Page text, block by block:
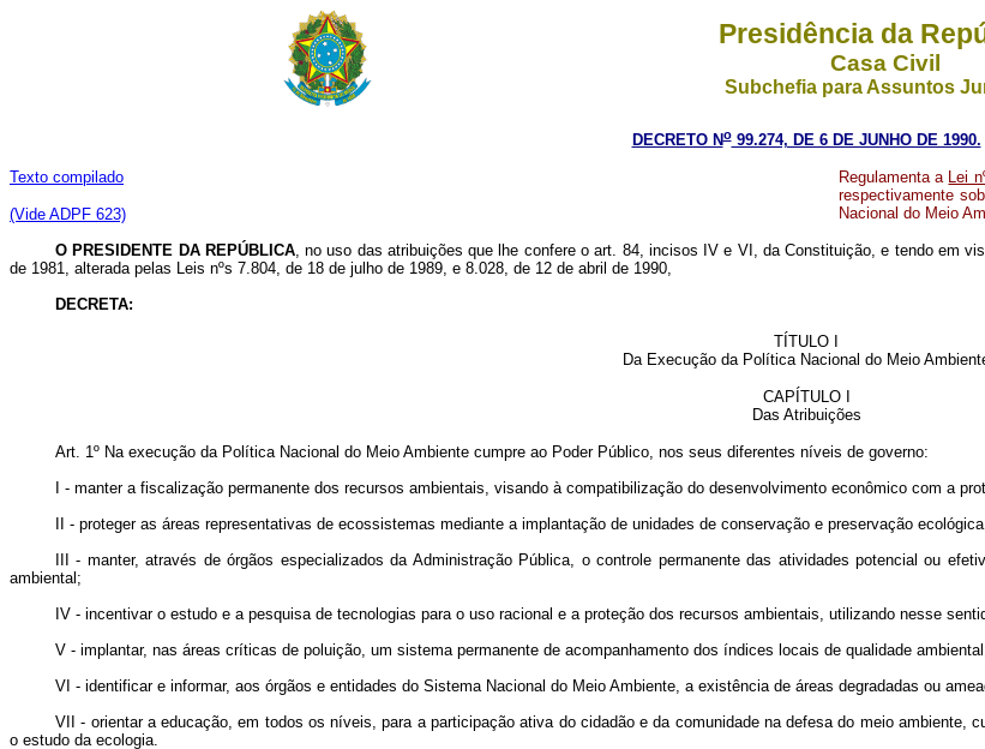
Presidência da
Casa Civil
Subchefia para Assuntos
DECRETO No99.274, DE 6 DE JUNHO DE 1990.
Texto compilado
(Vide ADPF 623)
Regulamenta a Lei
respectivamente
Nacional do Meio
O PRESIDENTE DA REPÚBLICA, no uso das atribuições que lhe confere o art. 84, incisos IV e VI, da Constituição, e tendo em
de 1981, alterada pelas Leis nºs 7.804, de 18 de julho de 1989, e 8.028, de 12 de abril de 1990,
DECRETA:
TÍTULO I
Da Execução da Política Nacional do Meio
CAPÍTULO I
Das Atribuições
Art. 1º Na execução da Política Nacional do Meio Ambiente cumpre ao Poder Público, nos seus diferentes níveis de governo:
I - manter a fiscalização permanente dos recursos ambientais, visando à compatibilização do desenvolvimento econômico com a
II - proteger as áreas representativas de ecossistemas mediante a implantação de unidades de conservação e preservação
III - manter, através de órgãos especializados da Administração Pública, o controle permanente das atividades potencial ou
ambiental;
IV - incentivar o estudo e a pesquisa de tecnologias para o uso racional e a proteção dos recursos ambientais, utilizando nesse
V - implantar, nas áreas críticas de poluição, um sistema permanente de acompanhamento dos índices locais de qualidade
VI - identificar e informar, aos órgãos e entidades do Sistema Nacional do Meio Ambiente, a existência de áreas degradadas ou
VII - orientar a educação, em todos os níveis, para a participação ativa do cidadão e da comunidade na defesa do meio ambiente,
o estudo da ecologia.